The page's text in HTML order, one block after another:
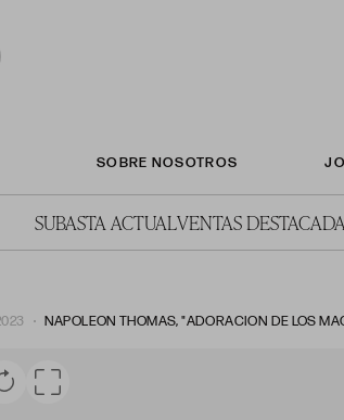
SOBRE NOSOTROS
SUBASTA ACTUALVENTAS
NAPOLEON THOMAS, "ADORACION DE LOS